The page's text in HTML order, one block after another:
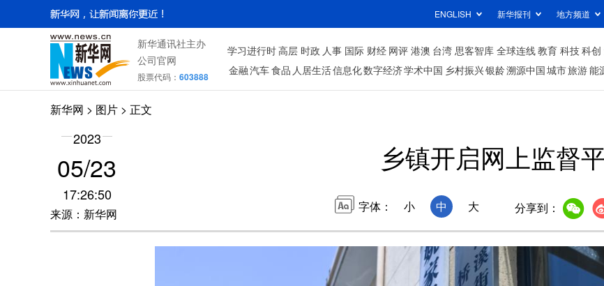
ENGLISH 新华报刊 地方频道
新华通讯社主办
公司官网
股票代码： 603888
学习进行时高层 时政 人事 国际 财经 网评 港澳 台湾 思客智库 全球连线教育 科技科创
金融汽车食品 人居生活信息化数字经济学术中国 乡村振兴银龄溯源中国城市旅游能
新华网 > 图片 > 正文
2023
05/23
17:26:50
来源：新华网
乡镇开启网上监督
字体： 小 中 大 分享到：